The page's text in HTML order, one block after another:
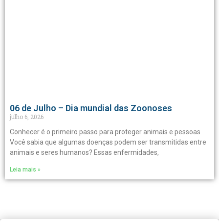
06 de Julho – Dia mundial das Zoonoses
julho 6, 2026
Conhecer é o primeiro passo para proteger animais e pessoas
Você sabia que algumas doenças podem ser transmitidas entre
animais e seres humanos? Essas enfermidades,
Leia mais »